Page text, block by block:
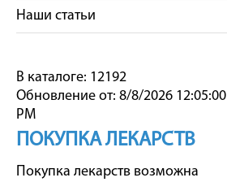
Наши статьи
В каталоге: 12192
Обновление от: 8/8/2026 12:05:00
PM
ПОКУПКА ЛЕКАРСТВ
Покупка лекарств возможна